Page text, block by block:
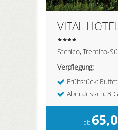
VITAL
Stenico, Trentino-
Verpflegung:
Frühstück: Buffet
Abendessen: 3
ab